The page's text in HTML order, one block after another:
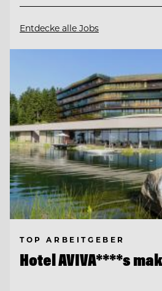
Entdecke alle Jobs
TOP ARBEITGEBER
Hotel AVIVA****s